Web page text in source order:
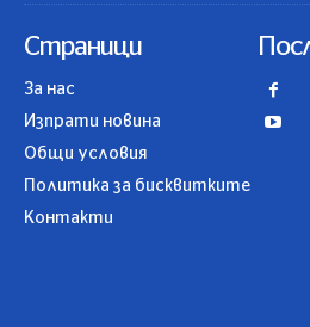
Страници
За нас
Изпрати новина
Общи условия
Политика за бисквитките
Контакти